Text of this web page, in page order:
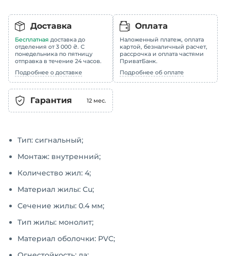
Доставка
Бесплатная доставка до
отделения от 3 000 ₴. С
понедельника по пятницу
отправка в течение 24 часов.
Подробнее о доставке
Оплата
Наложенный платеж, оплата
картой, безналичный расчет,
рассрочка и оплата частями
ПриватБанк.
Подробнее об оплате
Гарантия 12 мес.
Тип: сигнальный;
Монтаж: внутренний;
Количество жил: 4;
Материал жилы: Cu;
Сечение жилы: 0.4 мм;
Тип жилы: монолит;
Материал оболочки: PVC;